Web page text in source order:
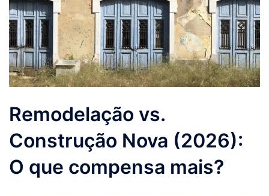
Remodelação vs.
Construção Nova (2026):
O que compensa mais?